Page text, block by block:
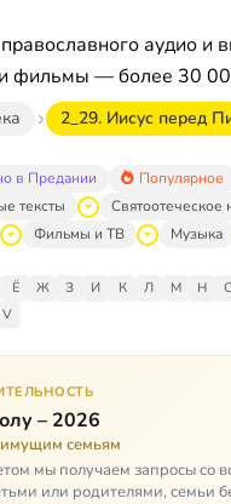
аудио и
фильмы — более 30
2_29. Иисус перед
в Предании Популярное
тексты
Святоотеческое
Фильмы и ТВ Музыка
Ё Ж З И К Л М Н
V
– 2026
семьям
мы получаем запросы со
или родителями, семьи